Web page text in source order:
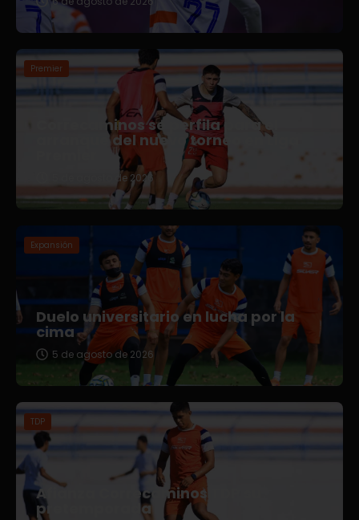
Premier
Correcaminos se perfila para el
arranque del nuevo torneo en Liga
5 de agosto de 2026
Expansión
Duelo universitario en lucha por la
cima
5 de agosto de 2026
TDP
Afianza Correcaminos TDP su
pretemporada